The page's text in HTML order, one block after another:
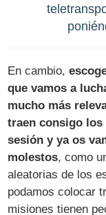
En cambio,
que vamos a
mucho más
traen consigo
sesión y ya os
molestos, como
aleatorias de los
podamos colocar
misiones tienen